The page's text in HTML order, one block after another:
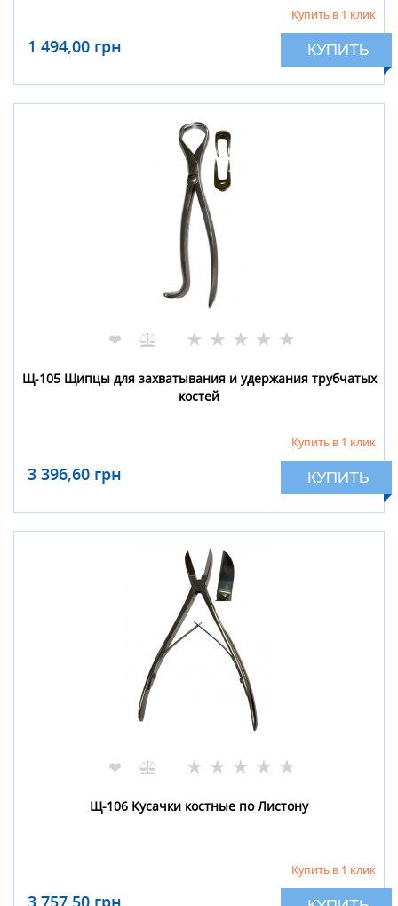
1 494,00 грн
Купить в 1 клик
КУПИТЬ
❤ ★ ★ ★ ★ ★
Щ-105 Щипцы для захватывания и удержания трубчатых
костей
3 396,60 грн
Купить в 1 клик
КУПИТЬ
❤ ★ ★ ★ ★ ★
Щ-106 Кусачки костные по Листону
3 757,50 грн
Купить в 1 клик